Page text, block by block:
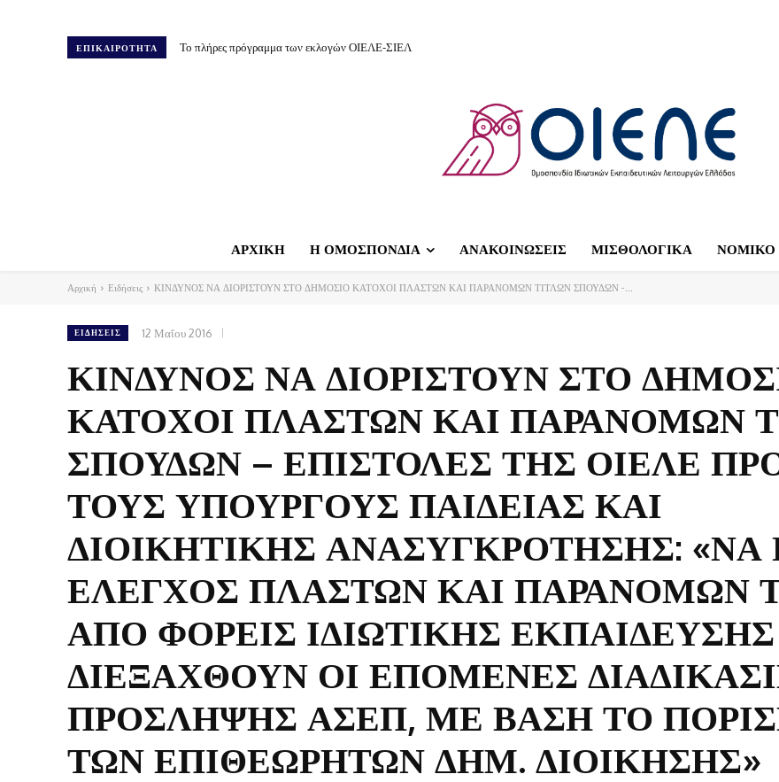
ΕΠΙΚΑΙΡΟΤΗΤΑ Το πλήρες πρόγραμμα των εκλογών ΟΙΕΛΕ-ΣΙΕΛ
ΑΡΧΙΚΗ Η ΟΜΟΣΠΟΝΔΙΑ ΑΝΑΚΟΙΝΩΣΕΙΣ ΜΙΣΘΟΛΟΓΙΚΑ ΝΟΜΙΚΟ
Αρχική Ειδήσεις ΚΙΝΔΥΝΟΣ ΝΑ ΔΙΟΡΙΣΤΟΥΝ ΣΤΟ ΔΗΜΟΣΙΟ ΚΑΤΟΧΟΙ ΠΛΑΣΤΩΝ ΚΑΙ ΠΑΡΑΝΟΜΩΝ ΤΙΤΛΩΝ ΣΠΟΥΔΩΝ -...
ΕΙΔΉΣΕΙΣ 12 Μαΐου 2016
ΚΙΝΔΥΝΟΣ ΝΑ ΔΙΟΡΙΣΤΟΥΝ ΣΤΟ
ΚΑΤΟΧΟΙ ΠΛΑΣΤΩΝ ΚΑΙ ΠΑΡΑΝΟΜΩΝ
ΣΠΟΥΔΩΝ – ΕΠΙΣΤΟΛΕΣ ΤΗΣ ΟΙΕΛΕ
ΤΟΥΣ ΥΠΟΥΡΓΟΥΣ ΠΑΙΔΕΙΑΣ ΚΑΙ
ΔΙΟΙΚΗΤΙΚΗΣ ΑΝΑΣΥΓΚΡΟΤΗΣΗΣ: «ΝΑ
ΕΛΕΓΧΟΣ ΠΛΑΣΤΩΝ ΚΑΙ ΠΑΡΑΝΟΜΩΝ
ΑΠΟ ΦΟΡΕΙΣ ΙΔΙΩΤΙΚΗΣ
ΔΙΕΞΑΧΘΟΥΝ ΟΙ ΕΠΟΜΕΝΕΣ
ΠΡΟΣΛΗΨΗΣ ΑΣΕΠ, ΜΕ ΒΑΣΗ ΤΟ
ΤΩΝ ΕΠΙΘΕΩΡΗΤΩΝ ΔΗΜ. ΔΙΟΙΚΗΣΗΣ»